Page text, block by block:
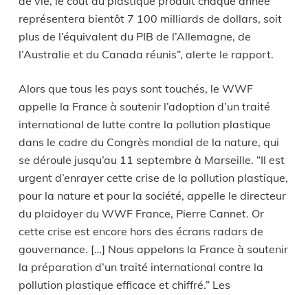
représentera bientôt 7 100 milliards de dollars, soit
plus de l’équivalent du PIB de l’Allemagne, de
l’Australie et du Canada réunis”, alerte le rapport.
Alors que tous les pays sont touchés, le WWF
appelle la France à soutenir l’adoption d’un traité
international de lutte contre la pollution plastique
dans le cadre du Congrès mondial de la nature, qui
se déroule jusqu’au 11 septembre à Marseille. “Il est
urgent d’enrayer cette crise de la pollution plastique,
pour la nature et pour la société, appelle le directeur
du plaidoyer du WWF France, Pierre Cannet. Or
cette crise est encore hors des écrans radars de
gouvernance. […] Nous appelons la France à soutenir
la préparation d’un traité international contre la
pollution plastique efficace et chiffré.” Les